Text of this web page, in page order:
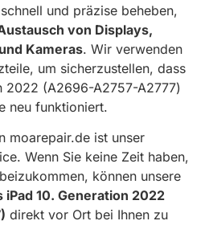
und präzise beheben,
von Displays,
Kameras. Wir verwenden
um sicherzustellen, dass
2022 (A2696-A2757-A2777)
neu funktioniert.
moarepair.de ist unser
Wenn Sie keine Zeit haben,
können unsere
iPad 10. Generation 2022
direkt vor Ort bei Ihnen zu